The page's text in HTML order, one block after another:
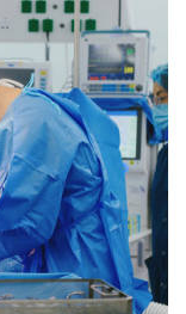
sâu ngay tại
liền như trước đây.